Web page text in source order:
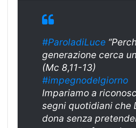
#ParoladiLuce
generazione cerca
(Mc 8,11-13)
#impegnodelgiorno
Impariamo a
segni quotidiani che
dona senza